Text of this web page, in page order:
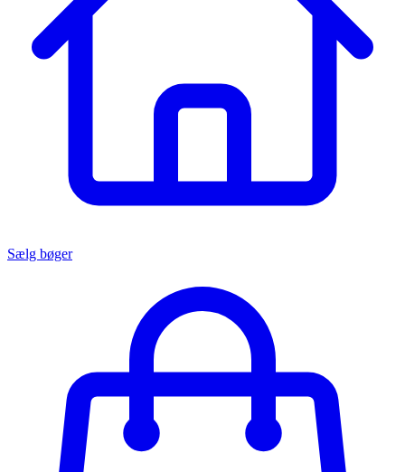
Sælg bøger